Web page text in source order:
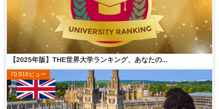
【2025年版】THE世界大学ランキング、あなたの...
70,916ビュー